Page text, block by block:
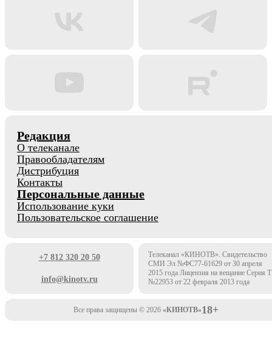
Редакция
О телеканале
Правообладателям
Дистрибуция
Контакты
Персональные данные
Использование куки
Пользовательское соглашение
+7 812 320 20 50
info@kinotv.ru
Телеканал «КИНОТВ». Свидетельство
СМИ Эл №ФС77-61629 от 30 апреля
2015 года Лицензия на вещание Серия
№22953 от 22 февраля 2013 года
Все права защищены © 2026 «КИНОТВ»18+